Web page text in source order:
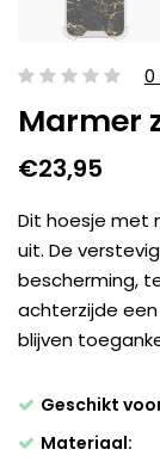
0
Marmer
€23,95
Dit hoesje met
uit. De
bescherming,
achterzijde
blijven
Geschikt
Materiaal: